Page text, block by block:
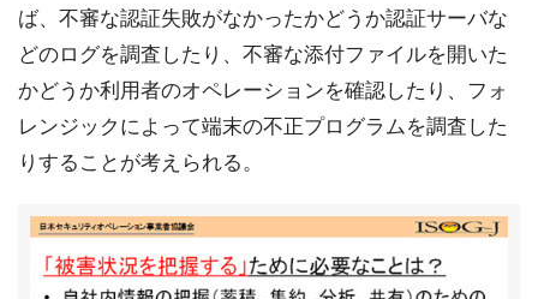
ば、不審な認証失敗がなかったかどうか認証サーバな
どのログを調査したり、不審な添付ファイルを開いた
かどうか利用者のオペレーションを確認したり、フォ
レンジックによって端末の不正プログラムを調査した
りすることが考えられる。